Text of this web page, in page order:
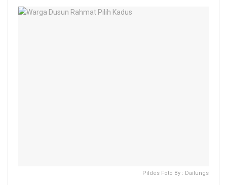
Pildes Foto By : Dailungs